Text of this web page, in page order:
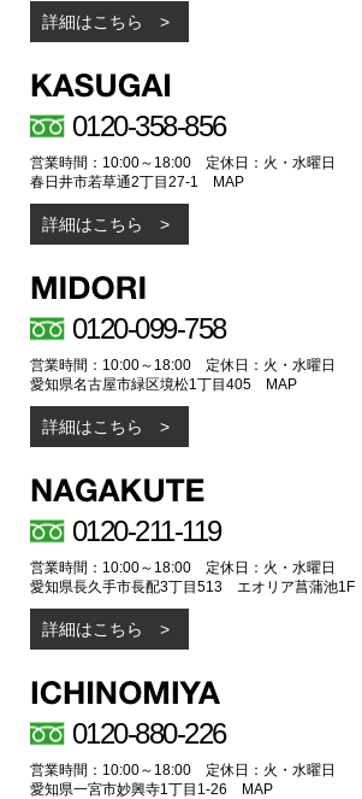
詳細はこちら
0120-358-856
営業時間：10:00～18:00 定休日：火・水曜日
春日井市若草通2丁目27-1 MAP
詳細はこちら
0120-099-758
営業時間：10:00～18:00 定休日：火・水曜日
愛知県名古屋市緑区境松1丁目405 MAP
詳細はこちら
0120-211-119
営業時間：10:00～18:00 定休日：火・水曜日
愛知県長久手市長配3丁目513 エオリア菖蒲池1F
詳細はこちら
0120-880-226
営業時間：10:00～18:00 定休日：火・水曜日
愛知県一宮市妙興寺1丁目1-26 MAP